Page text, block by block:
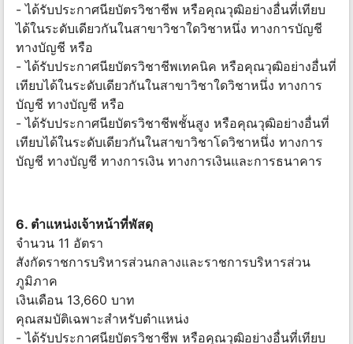
- ได้รับประกาศนียบัตรวิชาชีพ หรือคุณวุฒิอย่างอื่นที่เทียบ
ได้ในระดับเดียวกันในสาขาวิชาใดวิชาหนึ่ง ทางการบัญชี
ทางบัญชี หรือ
- ได้รับประกาศนียบัตรวิชาชีพเทคนิค หรือคุณวุฒิอย่างอื่นที่
เทียบได้ในระดับเดียวกันในสาขาวิชาใดวิชาหนึ่ง ทางการ
บัญชี ทางบัญชี หรือ
- ได้รับประกาศนียบัตรวิชาชีพชั้นสูง หรือคุณวุฒิอย่างอื่นที่
เทียบได้ในระดับเดียวกันในสาขาวิชาโดวิชาหนึ่ง ทางการ
บัญชี ทางบัญชี ทางการเงิน ทางการเงินและการธนาคาร
6. ตำแหน่งเจ้าหน้าที่พัสดุ
จำนวน 11 อัตรา
สังกัดราชการบริหารส่วนกลางและราชการบริหารส่วน
ภูมิภาค
เงินเดือน 13,660 บาท
คุณสมบัติเฉพาะสำหรับตำแหน่ง
- ได้รับประกาศนียบัตรวิชาชีพ หรือคุณวุฒิอย่างอื่นที่เทียบ